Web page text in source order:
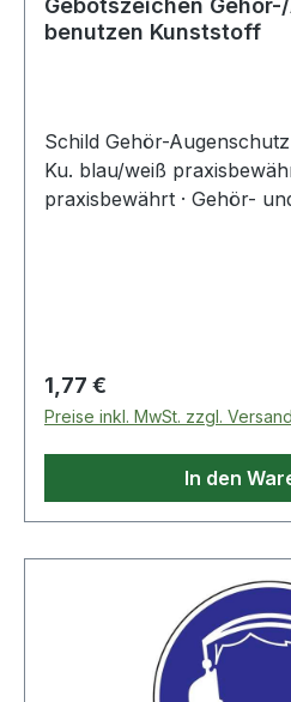
Gebotszeichen
benutzen Kunststoff
Schild Gehör-
Ku. blau/weiß
praxisbewährt · Gehör-
Regulärer Preis:
1,77 €
Preise inkl. MwSt. zzgl.
In den